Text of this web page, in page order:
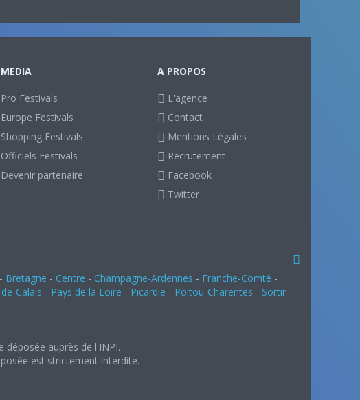
MEDIA
Pro Festivals
Europe Festivals
Shopping Festivals
Officiels Festivals
Devenir partenaire
A PROPOS
L'agence
Contact
Mentions Légales
Recrutement
Facebook
Twitter
- Bretagne - Centre - Champagne-Ardennes - Franche-Comté -
Calais - Pays de la Loire - Picardie - Poitou-Charentes - Sortir
déposée auprès de l'INPI.
est strictement interdite.